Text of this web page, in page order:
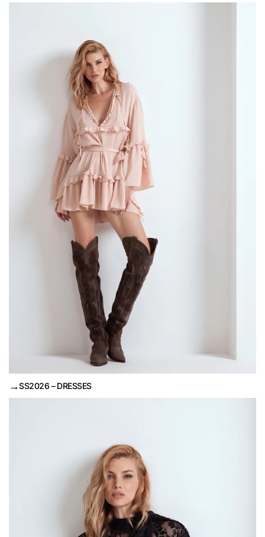
→SS2026 – DRESSES